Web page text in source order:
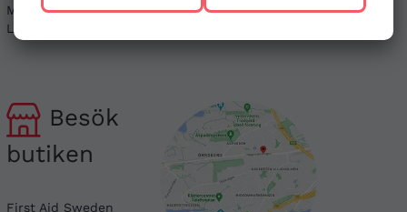
Mån - Fre 08-17
Lör & Sön - stängt
Linkedin
Besök
butiken
First Aid Sweden